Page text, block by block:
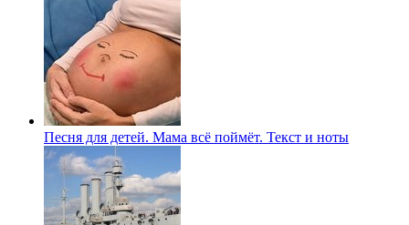
Песня для детей. Мама всё поймёт. Текст и ноты